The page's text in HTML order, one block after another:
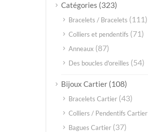
Catégories (323)
Bracelets / Bracelets (111)
Colliers et pendentifs (71)
Anneaux (87)
Des boucles d'oreilles (54)
Bijoux Cartier (108)
Bracelets Cartier (43)
Colliers / Pendentifs Cartier
Bagues Cartier (37)